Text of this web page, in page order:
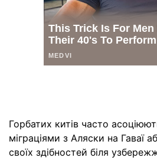
Горбатих китів часто
міграціями з Аляски на Гаваї
своїх здібностей біля